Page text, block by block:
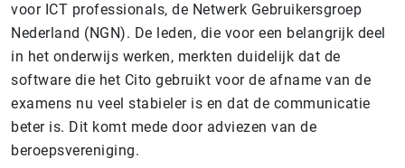
voor ICT professionals, de Netwerk Gebruikersgroep
Nederland (NGN). De leden, die voor een belangrijk deel
in het onderwijs werken, merkten duidelijk dat de
software die het Cito gebruikt voor de afname van de
examens nu veel stabieler is en dat de communicatie
beter is. Dit komt mede door adviezen van de
beroepsvereniging.